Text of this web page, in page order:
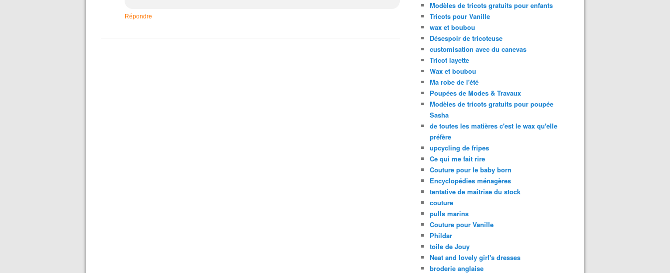
Répondre
Modèles de tricots gratuits pour enfants
Tricots pour Vanille
wax et boubou
Désespoir de tricoteuse
customisation avec du canevas
Tricot layette
Wax et boubou
Ma robe de l'été
Poupées de Modes & Travaux
Modèles de tricots gratuits pour poupée
Sasha
de toutes les matières c'est le wax qu'elle
préfère
upcycling de fripes
Ce qui me fait rire
Couture pour le baby born
Encyclopédies ménagères
tentative de maîtrise du stock
couture
pulls marins
Couture pour Vanille
Phildar
toile de Jouy
Neat and lovely girl's dresses
broderie anglaise